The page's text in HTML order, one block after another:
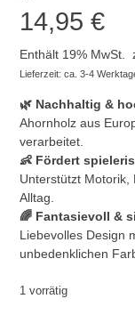
14,95€
Enthält 19% MwSt.
Lieferzeit: ca. 3-4
🌿 Nachhaltig &
Ahornholz aus
verarbeitet.
👶 Fördert
Unterstützt Motorik,
Alltag.
🌈 Fantasievoll &
Liebevolles Design
unbedenklichen
1 vorrätig